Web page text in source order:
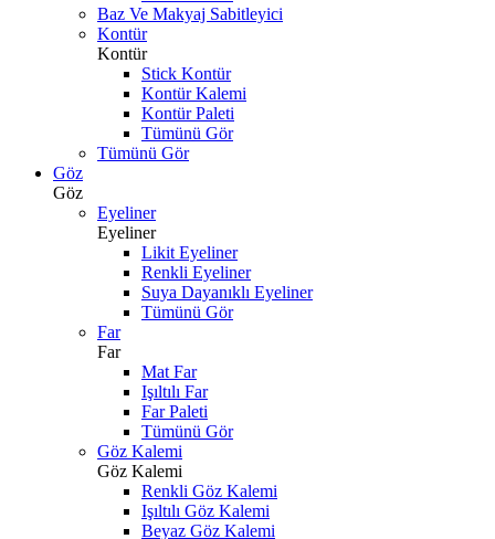
Baz Ve Makyaj Sabitleyici
Kontür
Kontür
Stick Kontür
Kontür Kalemi
Kontür Paleti
Tümünü Gör
Tümünü Gör
Göz
Göz
Eyeliner
Eyeliner
Likit Eyeliner
Renkli Eyeliner
Suya Dayanıklı Eyeliner
Tümünü Gör
Far
Far
Mat Far
Işıltılı Far
Far Paleti
Tümünü Gör
Göz Kalemi
Göz Kalemi
Renkli Göz Kalemi
Işıltılı Göz Kalemi
Beyaz Göz Kalemi